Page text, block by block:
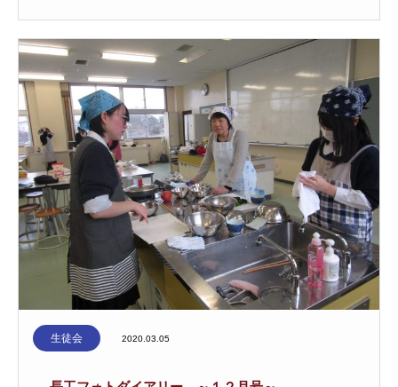
生徒会 2020.03.05